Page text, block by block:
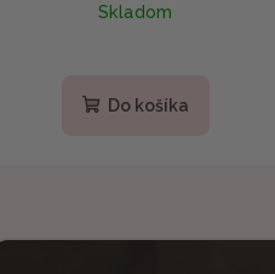
Skladom
Do košíka